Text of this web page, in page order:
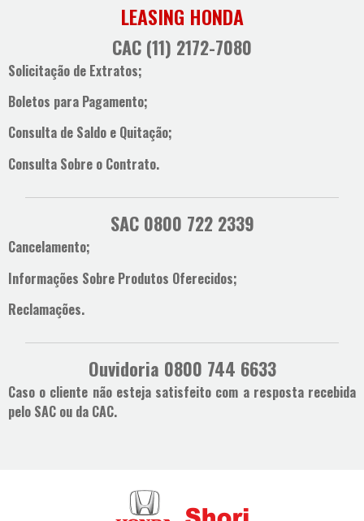
LEASING HONDA
CAC (11) 2172-7080
Solicitação de Extratos;
Boletos para Pagamento;
Consulta de Saldo e Quitação;
Consulta Sobre o Contrato.
SAC 0800 722 2339
Cancelamento;
Informações Sobre Produtos Oferecidos;
Reclamações.
Ouvidoria 0800 744 6633
Caso o cliente não esteja satisfeito com a resposta recebida
pelo SAC ou da CAC.